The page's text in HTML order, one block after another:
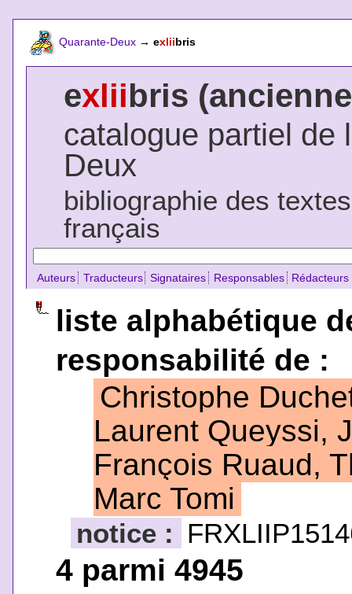
Quarante-Deux → exliibris
exliibris
catalogue partiel de
Deux
bibliographie des
français
Auteurs Traducteurs Signataires Responsables Rédacteurs
liste alphabétique
responsabilité de :
Christophe
Laurent Queyssi,
François Ruaud,
Marc Tomi
notice :
4 parmi 4945